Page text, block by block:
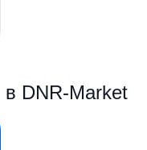
DNR‑Market